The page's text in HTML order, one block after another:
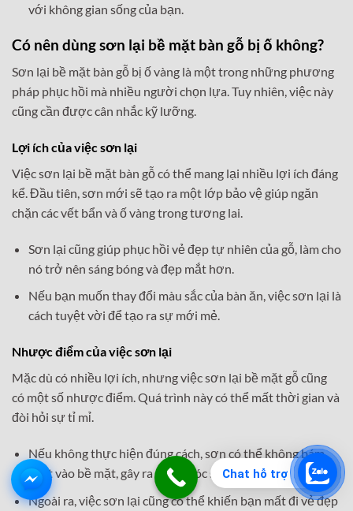
với không gian sống của bạn.
Có nên dùng sơn lại bề mặt bàn gỗ bị ố không?
Sơn lại bề mặt bàn gỗ bị ố vàng là một trong những phương
pháp phục hồi mà nhiều người chọn lựa. Tuy nhiên, việc này
cũng cần được cân nhắc kỹ lưỡng.
Lợi ích của việc sơn lại
Việc sơn lại bề mặt bàn gỗ có thể mang lại nhiều lợi ích đáng
kể. Đầu tiên, sơn mới sẽ tạo ra một lớp bảo vệ giúp ngăn
chặn các vết bẩn và ố vàng trong tương lai.
Sơn lại cũng giúp phục hồi vẻ đẹp tự nhiên của gỗ, làm cho
nó trở nên sáng bóng và đẹp mắt hơn.
Nếu bạn muốn thay đổi màu sắc của bàn ăn, việc sơn lại là
cách tuyệt vời để tạo ra sự mới mẻ.
Nhược điểm của việc sơn lại
Mặc dù có nhiều lợi ích, nhưng việc sơn lại bề mặt gỗ cũng
có một số nhược điểm. Quá trình này có thể mất thời gian và
đòi hỏi sự tỉ mỉ.
Nếu không thực hiện đúng cách, sơn có thể không bám
chặt vào bề mặt, gây ra bong tróc sau một thời gian ngắn.
Ngoài ra, việc sơn lại cũng có thể khiến bạn mất đi vẻ đẹp
Chat hỗ trợ